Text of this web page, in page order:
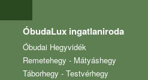
ÓbudaLux ingatlaniroda
Óbudai Hegyvidék
Remetehegy - Mátyáshegy
Táborhegy - Testvérhegy